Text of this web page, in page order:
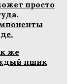
просто
же
пшик